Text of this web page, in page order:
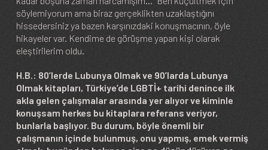
söylemiyorum ama biraz gerçeklikten uzaklaştığını
hissedersiniz ya bazen karşınızdaki konuşmacının, öyle
hikayeler var. Kendime de görüşme yapan kişi olarak
eleştirilerim oldu.
H.B.: 80’lerde Lubunya Olmak ve 90’larda Lubunya
Olmak kitapları, Türkiye’de LGBTİ+ tarihi denince ilk
akla gelen çalışmalar arasında yer alıyor ve kiminle
konuşsam herkes bu kitaplara referans veriyor,
bunlarla başlıyor. Bu durum, böyle önemli bir
çalışmanın içinde bulunmuş, onu yapmış, emek vermiş